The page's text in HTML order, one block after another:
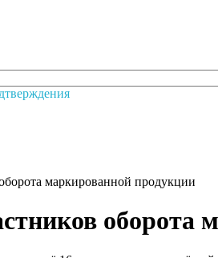
маркированной продукции
оборота